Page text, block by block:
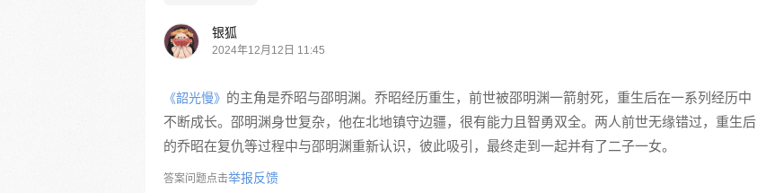
银狐
2024年12月12日 11:45
《韶光慢》 的主角是乔昭与邵明渊。乔昭经历重生，前世被邵明渊一箭射死，重生后在一系列经历中
不断成长。邵明渊身世复杂，他在北地镇守边疆，很有能力且智勇双全。两人前世无缘错过，重生后
的乔昭在复仇等过程中与邵明渊重新认识，彼此吸引，最终走到一起并有了二子一女。
答案问题点击举报反馈